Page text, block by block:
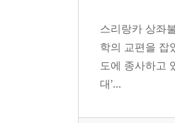
스리랑카 상좌
학의 교편을 잡
도에 종사하고
대’...